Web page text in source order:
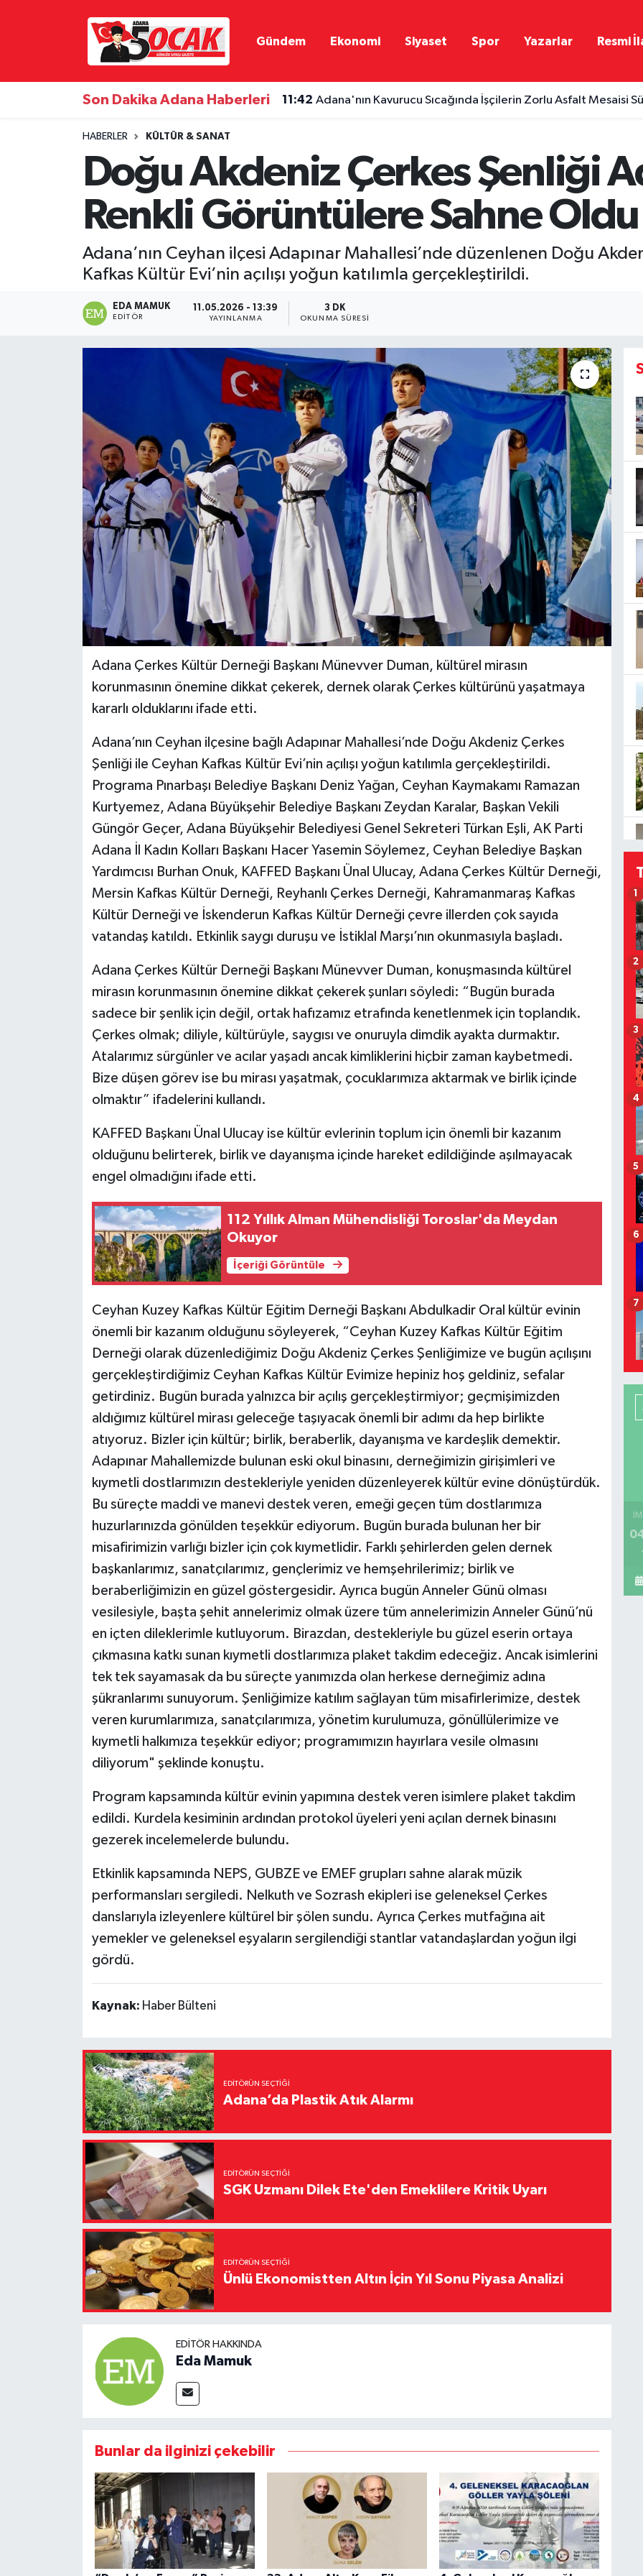
Gündem Ekonomi Siyaset Spor Yazarlar Resmi
Son Dakika Adana Haberleri 11:42 Adana'nın Kavurucu Sıcağında İşçilerin Zorlu Asfalt Mesaisi
HABERLER KÜLTÜR & SANAT
Doğu Akdeniz Çerkes Şenliği
Renkli Görüntülere Sahne Oldu
Adana’nın Ceyhan ilçesi Adapınar Mahallesi’nde düzenlenen Doğu
Kafkas Kültür Evi’nin açılışı yoğun katılımla gerçekleştirildi.
EDA MAMUK
EDITÖR
11.05.2026 - 13:39
YAYINLANMA
3 DK
OKUNMA SÜRESI
Adana Çerkes Kültür Derneği Başkanı Münevver Duman, kültürel mirasın
korunmasının önemine dikkat çekerek, dernek olarak Çerkes kültürünü yaşatmaya
kararlı olduklarını ifade etti.
Adana’nın Ceyhan ilçesine bağlı Adapınar Mahallesi’nde Doğu Akdeniz Çerkes
Şenliği ile Ceyhan Kafkas Kültür Evi’nin açılışı yoğun katılımla gerçekleştirildi.
Programa Pınarbaşı Belediye Başkanı Deniz Yağan, Ceyhan Kaymakamı Ramazan
Kurtyemez, Adana Büyükşehir Belediye Başkanı Zeydan Karalar, Başkan Vekili
Güngör Geçer, Adana Büyükşehir Belediyesi Genel Sekreteri Türkan Eşli, AK Parti
Adana İl Kadın Kolları Başkanı Hacer Yasemin Söylemez, Ceyhan Belediye Başkan
Yardımcısı Burhan Onuk, KAFFED Başkanı Ünal Ulucay, Adana Çerkes Kültür Derneği,
Mersin Kafkas Kültür Derneği, Reyhanlı Çerkes Derneği, Kahramanmaraş Kafkas
Kültür Derneği ve İskenderun Kafkas Kültür Derneği çevre illerden çok sayıda
vatandaş katıldı. Etkinlik saygı duruşu ve İstiklal Marşı’nın okunmasıyla başladı.
Adana Çerkes Kültür Derneği Başkanı Münevver Duman, konuşmasında kültürel
mirasın korunmasının önemine dikkat çekerek şunları söyledi: “Bugün burada
sadece bir şenlik için değil, ortak hafızamız etrafında kenetlenmek için toplandık.
Çerkes olmak; diliyle, kültürüyle, saygısı ve onuruyla dimdik ayakta durmaktır.
Atalarımız sürgünler ve acılar yaşadı ancak kimliklerini hiçbir zaman kaybetmedi.
Bize düşen görev ise bu mirası yaşatmak, çocuklarımıza aktarmak ve birlik içinde
olmaktır” ifadelerini kullandı.
KAFFED Başkanı Ünal Ulucay ise kültür evlerinin toplum için önemli bir kazanım
olduğunu belirterek, birlik ve dayanışma içinde hareket edildiğinde aşılmayacak
engel olmadığını ifade etti.
112 Yıllık Alman Mühendisliği Toroslar'da Meydan
Okuyor
İçeriği Görüntüle
Ceyhan Kuzey Kafkas Kültür Eğitim Derneği Başkanı Abdulkadir Oral kültür evinin
önemli bir kazanım olduğunu söyleyerek, “Ceyhan Kuzey Kafkas Kültür Eğitim
Derneği olarak düzenlediğimiz Doğu Akdeniz Çerkes Şenliğimize ve bugün açılışını
gerçekleştirdiğimiz Ceyhan Kafkas Kültür Evimize hepiniz hoş geldiniz, sefalar
getirdiniz. Bugün burada yalnızca bir açılış gerçekleştirmiyor; geçmişimizden
aldığımız kültürel mirası geleceğe taşıyacak önemli bir adımı da hep birlikte
atıyoruz. Bizler için kültür; birlik, beraberlik, dayanışma ve kardeşlik demektir.
Adapınar Mahallemizde bulunan eski okul binasını, derneğimizin girişimleri ve
kıymetli dostlarımızın destekleriyle yeniden düzenleyerek kültür evine dönüştürdük.
Bu süreçte maddi ve manevi destek veren, emeği geçen tüm dostlarımıza
huzurlarınızda gönülden teşekkür ediyorum. Bugün burada bulunan her bir
misafirimizin varlığı bizler için çok kıymetlidir. Farklı şehirlerden gelen dernek
başkanlarımız, sanatçılarımız, gençlerimiz ve hemşehrilerimiz; birlik ve
beraberliğimizin en güzel göstergesidir. Ayrıca bugün Anneler Günü olması
vesilesiyle, başta şehit annelerimiz olmak üzere tüm annelerimizin Anneler Günü’nü
en içten dileklerimle kutluyorum. Birazdan, destekleriyle bu güzel eserin ortaya
çıkmasına katkı sunan kıymetli dostlarımıza plaket takdim edeceğiz. Ancak isimlerini
tek tek sayamasak da bu süreçte yanımızda olan herkese derneğimiz adına
şükranlarımı sunuyorum. Şenliğimize katılım sağlayan tüm misafirlerimize, destek
veren kurumlarımıza, sanatçılarımıza, yönetim kurulumuza, gönüllülerimize ve
kıymetli halkımıza teşekkür ediyor; programımızın hayırlara vesile olmasını
diliyorum" şeklinde konuştu.
Program kapsamında kültür evinin yapımına destek veren isimlere plaket takdim
edildi. Kurdela kesiminin ardından protokol üyeleri yeni açılan dernek binasını
gezerek incelemelerde bulundu.
Etkinlik kapsamında NEPS, GUBZE ve EMEF grupları sahne alarak müzik
performansları sergiledi. Nelkuth ve Sozrash ekipleri ise geleneksel Çerkes
danslarıyla izleyenlere kültürel bir şölen sundu. Ayrıca Çerkes mutfağına ait
yemekler ve geleneksel eşyaların sergilendiği stantlar vatandaşlardan yoğun ilgi
gördü.
Kaynak: Haber Bülteni
EDITÖRÜN SEÇTIĞI
Adana’da Plastik Atık Alarmı
EDITÖRÜN SEÇTIĞI
SGK Uzmanı Dilek Ete'den Emeklilere Kritik Uyarı
EDITÖRÜN SEÇTIĞI
Ünlü Ekonomistten Altın İçin Yıl Sonu Piyasa Analizi
EDITÖR HAKKINDA
Eda Mamuk
Bunlar da ilginizi çekebilir
1
2
3
4
5
6
7
Gündem
Haber Reklam
Magazin
Resmi İlanlar
Siyaset
Yerel Yönetimler
Adana Nöbetçi Eczaneler
Adana Hava Durumu
Adana Trafik Yoğunluk Haritası
Süper Lig Puan Durumu ve Fikstür
Son Dakika Haberleri
Haber Arşivi